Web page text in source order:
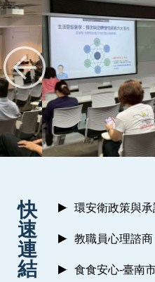
快
速
連
結
環安衛政策與
教職員心理諮商
食食安心-臺南